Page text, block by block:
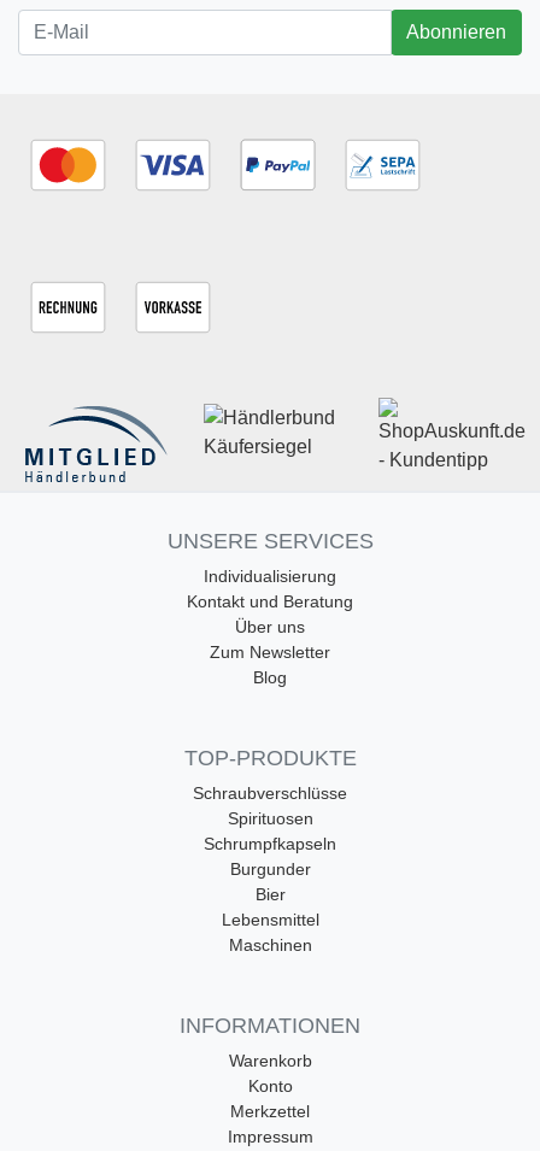
Newsletter
Abonnieren
UNSERE SERVICES
Individualisierung
Kontakt und Beratung
Über uns
Zum Newsletter
Blog
TOP-PRODUKTE
Schraubverschlüsse
Spirituosen
Schrumpfkapseln
Burgunder
Bier
Lebensmittel
Maschinen
INFORMATIONEN
Warenkorb
Konto
Merkzettel
Impressum